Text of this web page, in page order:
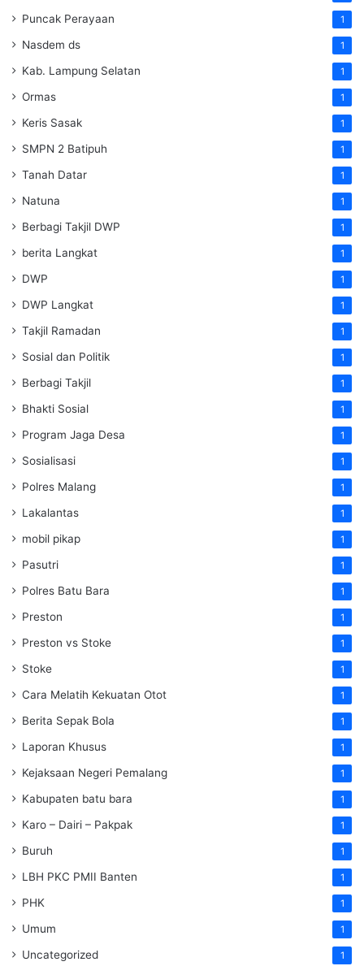
Puncak Perayaan 1
Nasdem ds 1
Kab. Lampung Selatan 1
Ormas 1
Keris Sasak 1
SMPN 2 Batipuh 1
Tanah Datar 1
Natuna 1
Berbagi Takjil DWP 1
berita Langkat 1
DWP 1
DWP Langkat 1
Takjil Ramadan 1
Sosial dan Politik 1
Berbagi Takjil 1
Bhakti Sosial 1
Program Jaga Desa 1
Sosialisasi 1
Polres Malang 1
Lakalantas 1
mobil pikap 1
Pasutri 1
Polres Batu Bara 1
Preston 1
Preston vs Stoke 1
Stoke 1
Cara Melatih Kekuatan Otot 1
Berita Sepak Bola 1
Laporan Khusus 1
Kejaksaan Negeri Pemalang 1
Kabupaten batu bara 1
Karo – Dairi – Pakpak 1
Buruh 1
LBH PKC PMII Banten 1
PHK 1
Umum 1
Uncategorized 1